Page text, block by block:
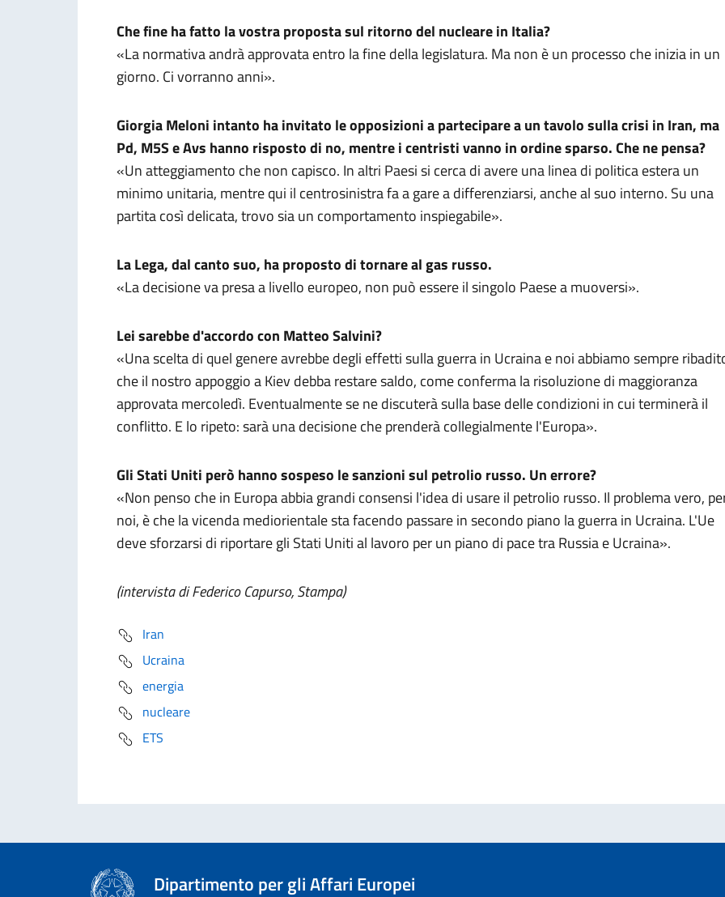
Che fine ha fatto la vostra proposta sul ritorno del nucleare in Italia?
«La normativa andrà approvata entro la fine della legislatura. Ma non è un processo che inizia in un
giorno. Ci vorranno anni».
Giorgia Meloni intanto ha invitato le opposizioni a partecipare a un tavolo sulla crisi in Iran, ma
Pd, M5S e Avs hanno risposto di no, mentre i centristi vanno in ordine sparso. Che ne pensa?
«Un atteggiamento che non capisco. In altri Paesi si cerca di avere una linea di politica estera un
minimo unitaria, mentre qui il centrosinistra fa a gare a differenziarsi, anche al suo interno. Su una
partita così delicata, trovo sia un comportamento inspiegabile».
La Lega, dal canto suo, ha proposto di tornare al gas russo.
«La decisione va presa a livello europeo, non può essere il singolo Paese a muoversi».
Lei sarebbe d'accordo con Matteo Salvini?
«Una scelta di quel genere avrebbe degli effetti sulla guerra in Ucraina e noi abbiamo sempre
che il nostro appoggio a Kiev debba restare saldo, come conferma la risoluzione di maggioranza
approvata mercoledì. Eventualmente se ne discuterà sulla base delle condizioni in cui terminerà il
conflitto. E lo ripeto: sarà una decisione che prenderà collegialmente l'Europa».
Gli Stati Uniti però hanno sospeso le sanzioni sul petrolio russo. Un errore?
«Non penso che in Europa abbia grandi consensi l'idea di usare il petrolio russo. Il problema vero,
noi, è che la vicenda mediorientale sta facendo passare in secondo piano la guerra in Ucraina. L'Ue
deve sforzarsi di riportare gli Stati Uniti al lavoro per un piano di pace tra Russia e Ucraina».
(intervista di Federico Capurso, Stampa)
Iran
Ucraina
energia
nucleare
ETS
Dipartimento per gli Affari Europei